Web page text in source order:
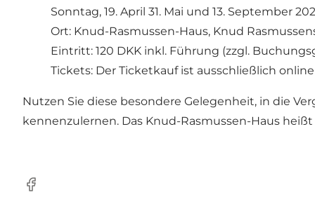
Sonntag, 19. April 31. Mai und 13. September
Ort: Knud-Rasmussen-Haus, Knud
Eintritt: 120 DKK inkl. Führung (zzgl.
Tickets: Der Ticketkauf ist ausschließlich
Nutzen Sie diese besondere Gelegenheit, in die
kennenzulernen. Das Knud-Rasmussen-Haus
Facebook